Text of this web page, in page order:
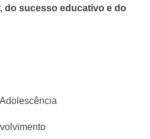
do sucesso educativo e do